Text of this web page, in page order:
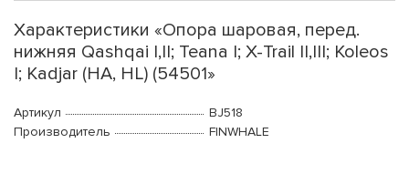
Характеристики «Опора шаровая, перед.
нижняя Qashqai I,II; Teana I; X-Trail II,III; Koleos
I; Kadjar (HA, HL) (54501»
Артикул
BJ518
Производитель
FINWHALE